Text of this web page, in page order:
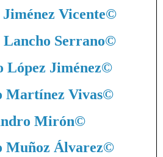
Vicente©
Serrano©
López Jiménez©
Martínez Vivas©
Mirón©
Muñoz Álvarez©